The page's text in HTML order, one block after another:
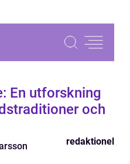
En utforskning
och
redaktionel